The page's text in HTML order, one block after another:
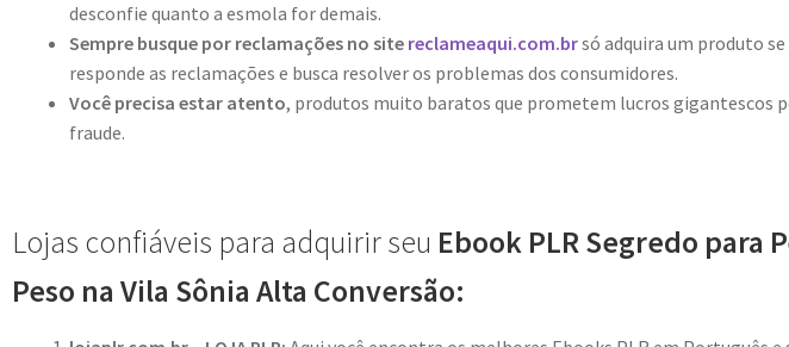
desconfie quanto a esmola for demais.
Sempre busque por reclamações no site reclameaqui.com.brsó adquira um produto
responde as reclamações e busca resolver os problemas dos consumidores.
Você precisa estar atento, produtos muito baratos que prometem lucros gigantescos
fraude.
Lojas confiáveis para adquirir seu Ebook PLR Segredo para
Peso na Vila Sônia Alta Conversão: